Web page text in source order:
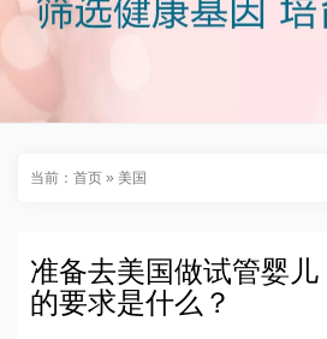
当前： 首页 » 美国
准备去美国做试管婴
的要求是什么？